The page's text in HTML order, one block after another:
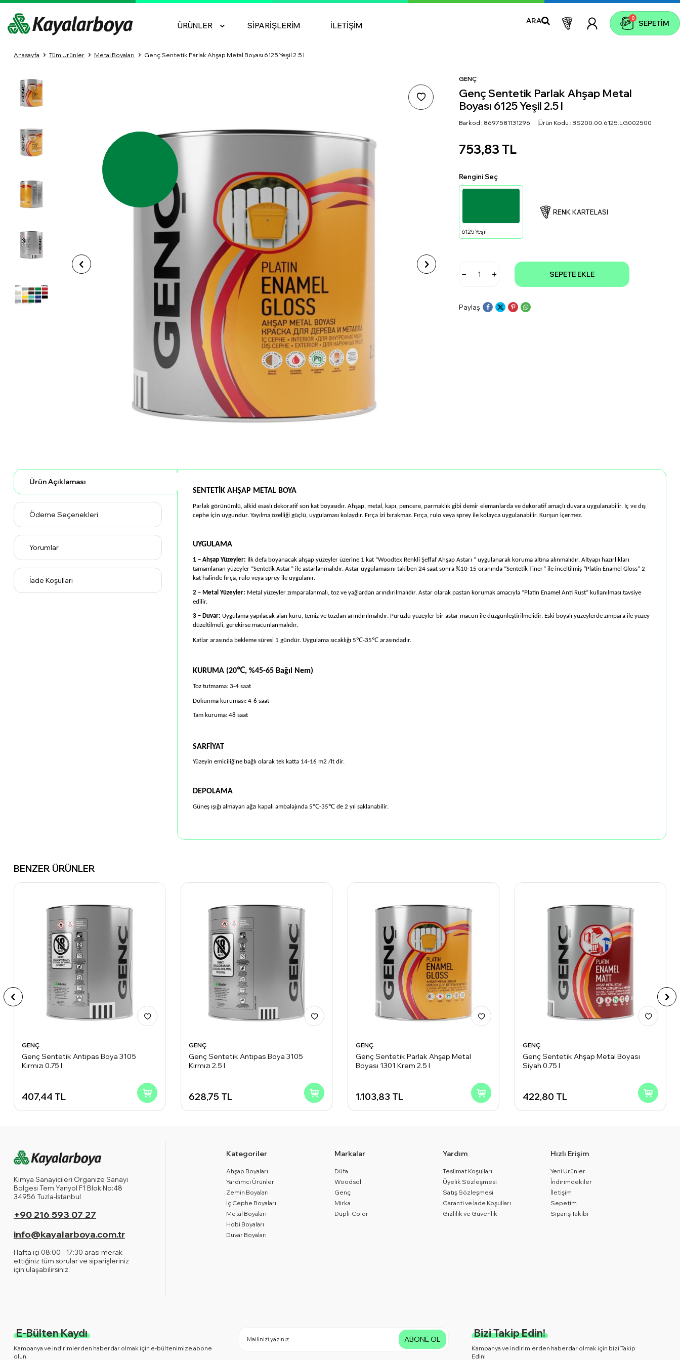
ÜRÜNLER SIPARIŞLERIM İLETIŞIM
ARA SEPETIM
0
Anasayfa Tüm Ürünler Metal Boyaları Genç Sentetik Parlak Ahşap Metal Boyası 6125 Yeşil 2.5 l
GENÇ
Genç Sentetik Parlak Ahşap Metal
Boyası 6125 Yeşil 2.5 l
Barkod : 8697581131296 Ürün Kodu : BS200.00.6125.LG002500
753,83 TL
Rengini Seç
6125 Yeşil
RENK KARTELASI
SEPETE EKLE
Paylaş
Ürün Açıklaması
Ödeme Seçenekleri
Yorumlar
İade Koşulları
SENTETİK AHŞAP METAL BOYA
Parlak görünümlü, alkid esaslı dekoratif son kat boyasıdır. Ahşap, metal, kapı, pencere, parmaklık gibi demir elemanlarda ve dekoratif amaçlı duvara uygulanabilir. İç ve dış
cephe için uygundur. Yayılma özelliği güçlü, uygulaması kolaydır. Fırça izi bırakmaz. Fırça, rulo veya sprey ile kolayca uygulanabilir. Kurşun içermez.
UYGULAMA
1 – Ahşap Yüzeyler: İlk defa boyanacak ahşap yüzeyler üzerine 1 kat “Woodtex Renkli Şeffaf Ahşap Astarı ” uygulanarak koruma altına alınmalıdır. Altyapı hazırlıkları
tamamlanan yüzeyler “Sentetik Astar” ile astarlanmalıdır. Astar uygulamasını takiben 24 saat sonra %10-15 oranında “Sentetik Tiner” ile inceltilmiş “Platin Enamel Gloss” 2
kat halinde fırça, rulo veya sprey ile uygulanır.
2 – Metal Yüzeyler: Metal yüzeyler zımparalanmalı, toz ve yağlardan arındırılmalıdır. Astar olarak pastan korumak amacıyla “Platin Enamel Anti Rust” kullanılması tavsiye
edilir.
3 – Duvar: Uygulama yapılacak alan kuru, temiz ve tozdan arındırılmalıdır. Pürüzlü yüzeyler bir astar macun ile düzgünleştirilmelidir. Eski boyalı yüzeylerde zımpara ile yüzey
düzeltilmeli, gerekirse macunlanmalıdır.
Katlar arasında bekleme süresi 1 gündür. Uygulama sıcaklığı 5℃-35℃arasındad ır.
KURUMA (20℃, %45-65 Bağıl Nem)
Toz tutmama: 3-4 saat
Dokunma kuruması: 4-6 saat
Tam kuruma: 48 saat
SARFİYAT
Yüzeyin emiciliğine bağlı olarak tek katta 14-16 m2 /lt dir.
DEPOLAMA
Güneş ışığı almayan ağzı kapalı ambalajında 5℃-35℃de 2 yı l saklanabilir.
BENZER ÜRÜNLER
GENÇ
Genç Sentetik Antipas Boya 3105
Kırmızı 0.75 l
407,44 TL
GENÇ
Genç Sentetik Antipas Boya 3105
Kırmızı 2.5 l
628,75 TL
GENÇ
Genç Sentetik Parlak Ahşap Metal
Boyası 1301 Krem 2.5 l
1.103,83 TL
GENÇ
Genç Sentetik Ahşap Metal Boyası
Siyah 0.75 l
422,80 TL
Kimya Sanayicileri Organize Sanayi
Bölgesi Tem Yanyol F1 Blok No:48
34956 Tuzla-İstanbul
+90 216 593 07 27
info@kayalarboya.com.tr
Hafta içi 08:00 - 17:30 arası merak
ettiğiniz tüm sorular ve siparişleriniz
için ulaşabilirsiniz.
Kategoriler
Ahşap Boyaları
Yardımcı Ürünler
Zemin Boyaları
İç Cephe Boyaları
Metal Boyaları
Hobi Boyaları
Duvar Boyaları
Markalar
Düfa
Woodsol
Genç
Mirka
Dupli-Color
Yardım
Teslimat Koşulları
Üyelik Sözleşmesi
Satış Sözleşmesi
Garanti ve İade Koşulları
Gizlilik ve Güvenlik
Hızlı Erişim
Yeni Ürünler
İndirimdekiler
İletişim
Sepetim
Sipariş Takibi
E-Bülten Kaydı
Kampanya ve indirimlerden haberdar olmak için e-bültenimize abone
olun.
ABONE OL Bizi Takip Edin!
Kampanya ve indirimlerden haberdar olmak için bizi Takip
Edin!